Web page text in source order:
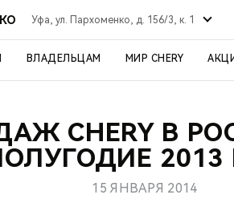
Уфа, ул. Пархоменко, д. 156/3, к. 1
ВЛАДЕЛЬЦАМ МИР CHERY
CHERY В
2013
15 ЯНВАРЯ 2014